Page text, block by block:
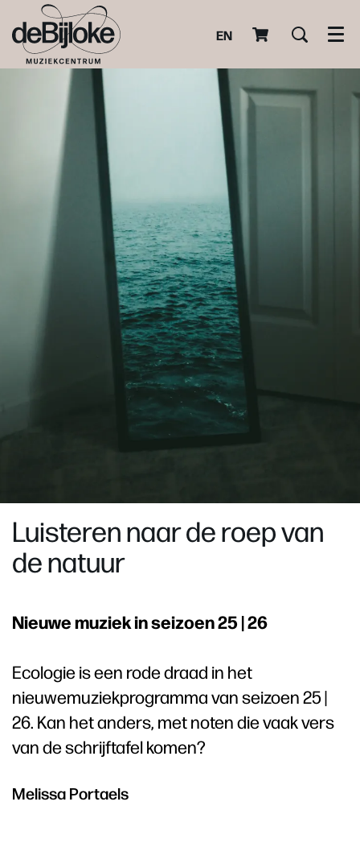
EN
Luisteren naar de roep van
de natuur
Nieuwe muziek in seizoen 25 | 26
Ecologie is een rode draad in het
nieuwemuziekprogramma van seizoen 25 |
26. Kan het anders, met noten die vaak vers
van de schrijftafel komen?
Melissa Portaels